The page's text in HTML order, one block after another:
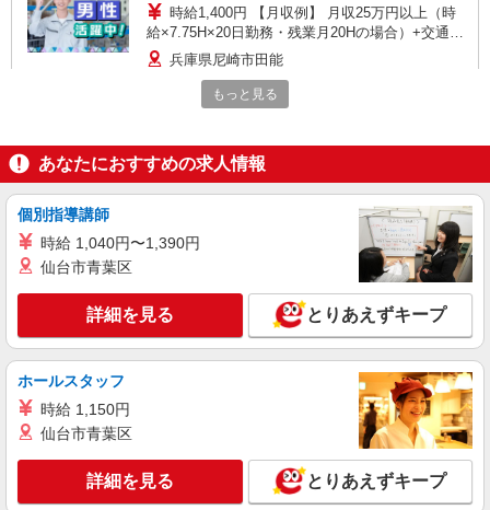
時給1,400円 【月収例】 月収25万円以上（時
給×7.75H×20日勤務・残業月20Hの場合）+交通費
全額兵庫県尼崎市田能
派遣社員
株式会社トーコー 阪神支店［HSFM1800147U50］
時給有資格者1,500円〜（※未資格者1,400
円〜） 【月収例】 月収26万円以上（時給1500円×
実働8H×日勤・夜勤10日ずつ勤務の場合）＋交通
費 ※深夜帯（22：00〜5：00）は時給1,875円に
UP
キープ 詳細を見る
派遣社員
株式会社トーコー 阪神支店［HSTA1800406U50］
工場内での製造作業・梱包・データ入力
額（20日勤務）
兵庫県尼崎市長洲本通または尼崎市金楽寺町
もっと見る
あなたにおすすめの求人情報
個別指導講師
時給 1,040円〜1,390円
仙台市青葉区
詳細を見る とりあえずキープ
ホールスタッフ
時給 1,150円
仙台市青葉区
詳細を見る とりあえずキープ